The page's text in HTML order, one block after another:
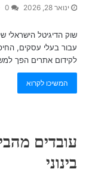
ינואר 28, 2026 0
עבור בעלי עסקים,
לקידום אתרים הפך
המשיכו לקרוא
עובדים
בינוני